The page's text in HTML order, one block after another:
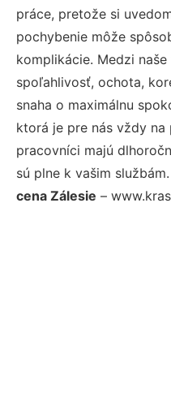
práce, pretože si
pochybenie môže
komplikácie. Medzi
spoľahlivosť, ochota,
snaha o maximálnu
ktorá je pre nás vždy na
pracovníci majú
sú plne k vašim službám.
cena Zálesie –